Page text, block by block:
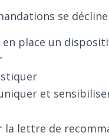
se
place un
et
la lettre de